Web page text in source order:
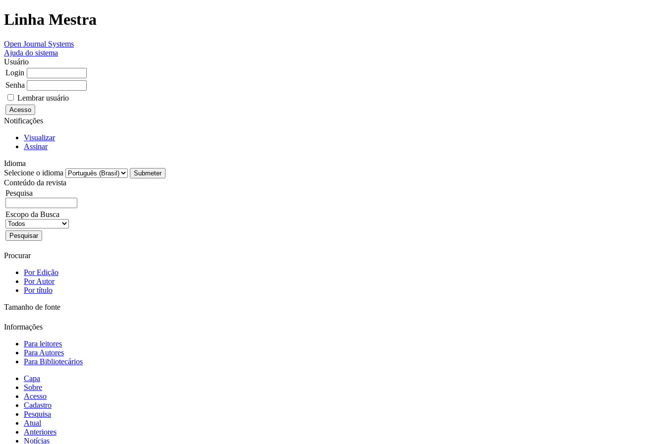
Linha Mestra
Open Journal Systems
Ajuda do sistema
Usuário
Login
Senha
Lembrar usuário
Notificações
Visualizar
Assinar
Idioma
Selecione o idioma
Conteúdo da revista
Pesquisa
Escopo da Busca
Procurar
Por Edição
Por Autor
Por título
Tamanho de fonte
Informações
Para leitores
Para Autores
Para Bibliotecários
Capa
Sobre
Acesso
Cadastro
Pesquisa
Atual
Anteriores
Notícias